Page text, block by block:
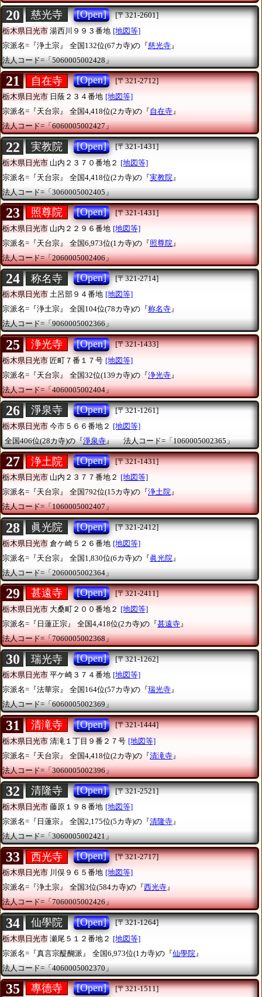
20 慈光寺 [Open]
[〒321-2601]
栃木県日光市 湯西川９９３番地 [地図等]
宗派名=『浄土宗』
全国132位(67カ寺)の『慈光寺 』
法人コード=「5060005002428」
21 自在寺 [Open]
[〒321-2712]
栃木県日光市 日蔭２３４番地 [地図等]
宗派名=『天台宗』
全国4,418位(2カ寺)の『自在寺』
法人コード=「6060005002427」
22 実教院 [Open]
[〒321-1431]
栃木県日光市 山内２３７０番地２ [地図等]
宗派名=『天台宗』
全国4,418位(2カ寺)の『実教院 』
法人コード=「3060005002405」
23 照尊院 [Open]
[〒321-1431]
栃木県日光市 山内２２９６番地 [地図等]
宗派名=『天台宗』
全国6,973位(1カ寺)の『照尊院 』
法人コード=「2060005002406」
24 称名寺 [Open]
[〒321-2714]
栃木県日光市 土呂部９４番地 [地図等]
宗派名=『浄土宗』
全国104位(78カ寺)の『称名寺』
法人コード=「9060005002366」
25 浄光寺 [Open]
[〒321-1433]
栃木県日光市 匠町７番１７号 [地図等]
宗派名=『天台宗』
全国32位(139カ寺)の『浄光寺 』
法人コード=「4060005002404」
26 淨泉寺 [Open]
[〒321-1261]
栃木県日光市 今市５６６番地２ [地図等]
全国406位(28カ寺)の『淨泉寺』 法人コード=「1060005002365」
27 浄土院 [Open]
[〒321-1431]
栃木県日光市 山内２３７７番地２ [地図等]
宗派名=『天台宗』
全国792位(15カ寺)の『浄土院』
法人コード=「1060005002407」
28 眞光院 [Open]
[〒321-2412]
栃木県日光市 倉ケ崎５２６番地 [地図等]
宗派名=『天台宗』
全国1,830位(6カ寺)の『眞光院 』
法人コード=「2060005002364」
29 甚遠寺 [Open]
[〒321-2411]
栃木県日光市 大桑町２００番地２ [地図等]
宗派名=『日蓮正宗』
全国4,418位(2カ寺)の『甚遠寺 』
法人コード=「7060005002368」
30 瑞光寺 [Open]
[〒321-1262]
栃木県日光市 平ケ崎３７４番地 [地図等]
宗派名=『法華宗』
全国164位(57カ寺)の『瑞光寺』
法人コード=「6060005002369」
31 清滝寺 [Open]
[〒321-1444]
栃木県日光市 清滝１丁目９番２７号 [地図等]
宗派名=『天台宗』
全国4,418位(2カ寺)の『清滝寺 』
法人コード=「3060005002396」
32 清隆寺 [Open]
[〒321-2521]
栃木県日光市 藤原１９８番地 [地図等]
宗派名=『日蓮宗』
全国2,175位(5カ寺)の『清隆寺 』
法人コード=「3060005002421」
33 西光寺 [Open]
[〒321-2717]
栃木県日光市 川俣９６５番地 [地図等]
宗派名=『浄土宗』
全国3位(584カ寺)の『西光寺』
法人コード=「7060005002426」
34 仙學院 [Open]
[〒321-1264]
栃木県日光市 瀬尾５１２番地２ [地図等]
宗派名=『真言宗醍醐派』
全国6,973位(1カ寺)の『仙學院 』
法人コード=「4060005002370」
35 專德寺 [Open]
[〒321-1511]